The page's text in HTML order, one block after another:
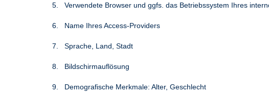
5. Verwendete Browser und ggfs. das Betriebssystem Ihres
6. Name Ihres Access-Providers
7. Sprache, Land, Stadt
8. Bildschirmauflösung
9. Demografische Merkmale: Alter, Geschlecht